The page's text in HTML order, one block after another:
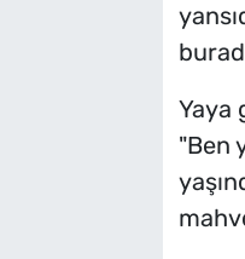
Yaya
"Ben